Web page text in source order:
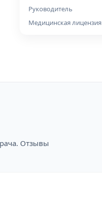
Руководитель
Медицинская лицензия
Отзывы